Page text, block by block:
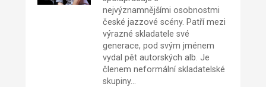
nejvýznamnějšími osobnostmi
české jazzové scény. Patří mezi
výrazné skladatele své
generace, pod svým jménem
vydal pět autorských alb. Je
členem neformální skladatelské
skupiny…